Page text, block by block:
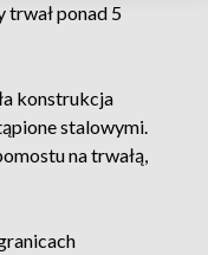
ponad 5
konstrukcja
stalowymi.
na trwałą,